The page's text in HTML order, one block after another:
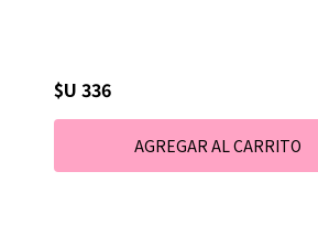
$U 336